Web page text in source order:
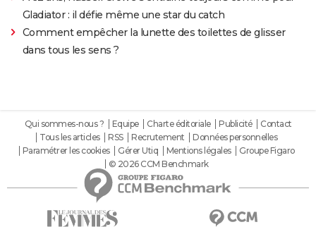
Gladiator : il défie même une star du catch
Comment empêcher la lunette des toilettes de glisser
dans tous les sens ?
Qui sommes-nous ? Equipe Charte éditoriale Publicité
Contact
Tous les articles
RSS Recrutement
Données personnelles
Paramétrer les cookies
Gérer Utiq Mentions légales
Groupe Figaro
© 2026 CCM Benchmark